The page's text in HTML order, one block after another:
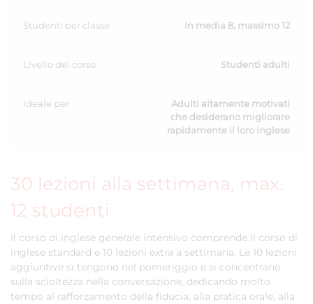
Studenti per classe In media 8, massimo 12
Livello del corso Studenti adulti
Ideale per
Adulti altamente motivati
che desiderano migliorare
rapidamente il loro inglese
30 lezioni alla settimana, max.
12 studenti
Il corso di inglese generale intensivo comprende il corso di
inglese standard e 10 lezioni extra a settimana. Le 10 lezioni
aggiuntive si tengono nel pomeriggio e si concentrano
sulla scioltezza nella conversazione, dedicando molto
tempo al rafforzamento della fiducia, alla pratica orale, alla